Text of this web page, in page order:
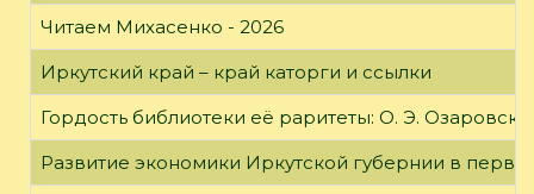
Читаем Михасенко - 2026
Иркутский край – край каторги и ссылки
Гордость библиотеки её раритеты: О. Э.
Развитие экономики Иркутской губернии в